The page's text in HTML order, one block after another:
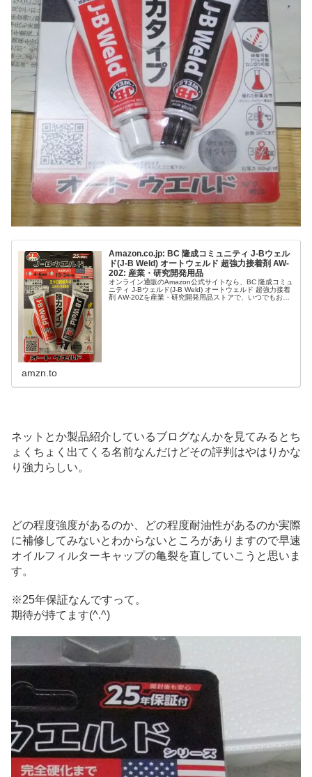
Amazon.co.jp: BC 隆成コミュニティ J-Bウェル
ド(J-B Weld) オートウェルド 超強力接着剤 AW-
20Z: 産業・研究開発用品
オンライン通販のAmazon公式サイトなら、BC 隆成コミュ
ニティ J-Bウェルド(J-B Weld) オートウェルド 超強力接着
剤 AW-20Zを産業・研究開発用品ストアで、いつでもお安
amzn.to
ネットとか製品紹介しているブログなんかを見てみるとち
ょくちょく出てくる名前なんだけどその評判はやはりかな
り強力らしい。
どの程度強度があるのか、どの程度耐油性があるのか実際
に補修してみないとわからないところがありますので早速
オイルフィルターキャップの亀裂を直していこうと思いま
す。
※25年保証なんですって。
期待が持てます(^.^)